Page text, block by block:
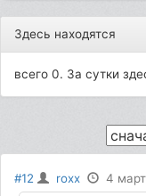
Здесь находятся
всего 0. За сутки
#12 roxx 4